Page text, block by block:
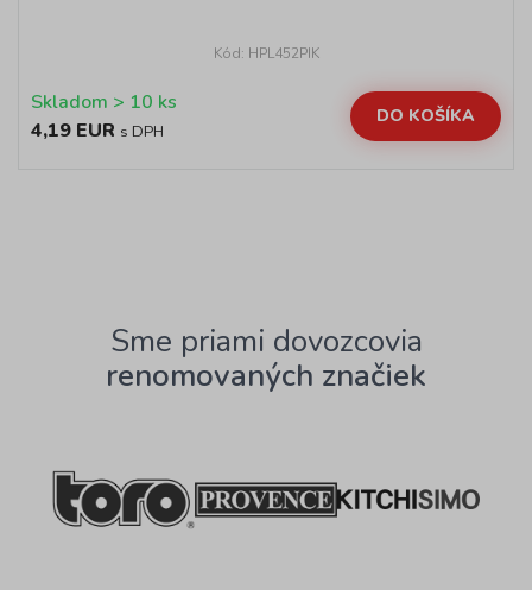
Kód: HPL452PIK
Skladom > 10 ks
4,19 EUR s DPH
DO KOŠÍKA
Sme priami dovozcovia
renomovaných značiek